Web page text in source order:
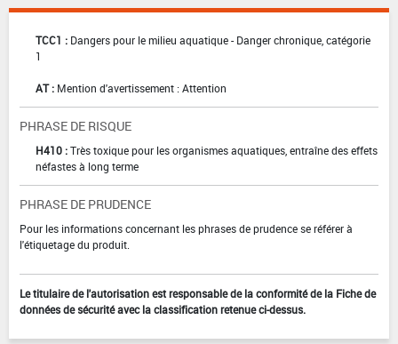
TCC1 : Dangers pour le milieu aquatique - Danger chronique, catégorie
1
AT : Mention d'avertissement : Attention
PHRASE DE RISQUE
H410 :Très toxique pour les organismes aquatiques, entraîne des effets
néfastes à long terme
PHRASE DE PRUDENCE
Pour les informations concernant les phrases de prudence se référer à
l'étiquetage du produit.
Le titulaire de l'autorisation est responsable de la conformité de la Fiche de
données de sécurité avec la classification retenue ci-dessus.